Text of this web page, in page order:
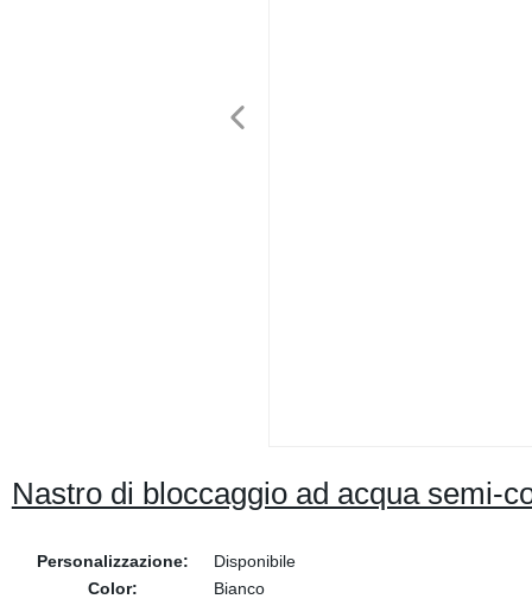
Nastro di bloccaggio ad acqua semi-
Personalizzazione:
Disponibile
Color:
Bianco